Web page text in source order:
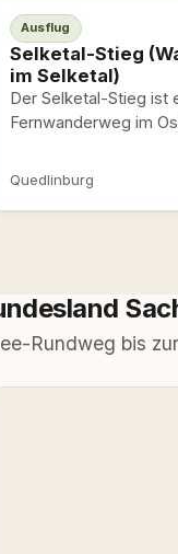
Ausflug
Selketal-Stieg
im Selketal)
Der Selketal-Stieg ist
Fernwanderweg im
Schwierigkeitsgrad,
am Bahnhof Stiege,…
Quedlinburg
Rundweg bis